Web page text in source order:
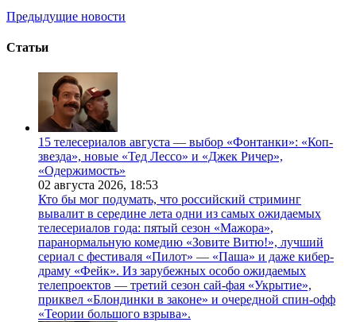
Предыдущие новости
Статьи
15 телесериалов августа — выбор «Фонтанки»: «Коп-
звезда», новые «Тед Лессо» и «Джек Ричер»,
«Одержимость»
02 августа 2026, 18:53
Кто бы мог подумать, что российский стриминг
вывалит в середине лета одни из самых ожидаемых
телесериалов года: пятый сезон «Мажора»,
паранормальную комедию «Зовите Витю!», лучший
сериал с фестиваля «Пилот» — «Паша» и даже кибер-
драму «Фейк». Из зарубежных особо ожидаемых
телепроектов — третий сезон сай-фая «Укрытие»,
приквел «Блондинки в законе» и очередной спин-офф
«Теории большого взрыва».